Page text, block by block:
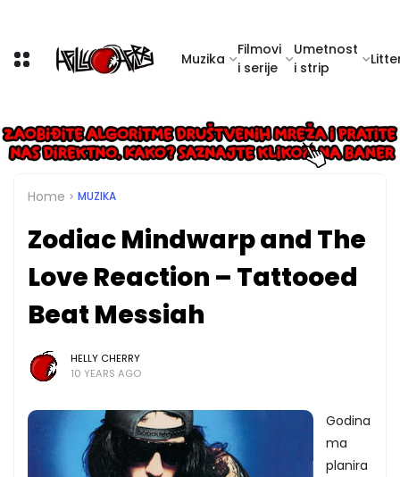
Muzika
Filmovi
i serije
Umetnost
i strip
Home MUZIKA
Zodiac Mindwarp and The
Love Reaction – Tattooed
Beat Messiah
HELLY CHERRY
10 YEARS AGO
Godina
ma
planira